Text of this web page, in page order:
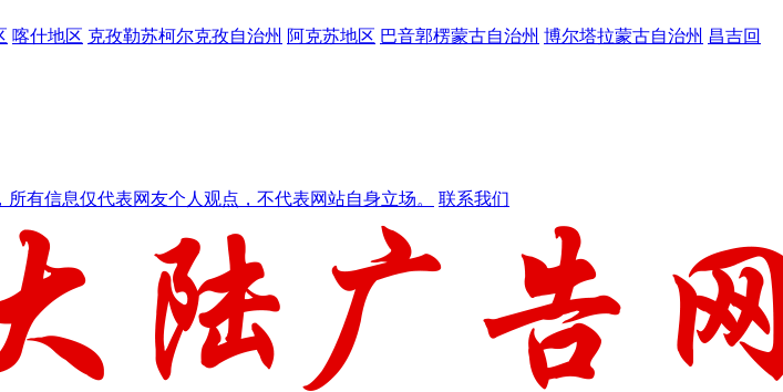
喀什地区 克孜勒苏柯尔克孜自治州 阿克苏地区 巴音郭楞蒙古自治州 博尔塔拉蒙古自治州 昌吉回
有信息仅代表网友个人观点，不代表网站自身立场。 联系我们